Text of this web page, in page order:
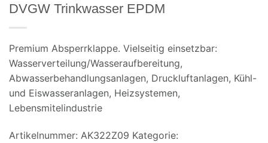
DVGW Trinkwasser EPDM
Premium Absperrklappe. Vielseitig einsetzbar:
Wasserverteilung/Wasseraufbereitung,
Abwasserbehandlungsanlagen, Druckluftanlagen, Kühl-
und Eiswasseranlagen, Heizsystemen,
Lebensmitelindustrie
Artikelnummer: AK322Z09 Kategorie: